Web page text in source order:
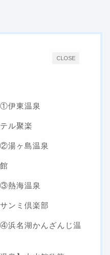
CLOSE
伊東温泉
ル聚楽
湯ヶ島温泉
熱海温泉
ンミ倶楽部
浜名湖かんざんじ温